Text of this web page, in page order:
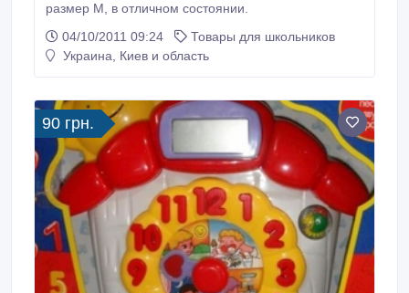
размер М, в отличном состоянии.
04/10/2011 09:24
Товары для школьников
Украина, Киев и область
90 грн.